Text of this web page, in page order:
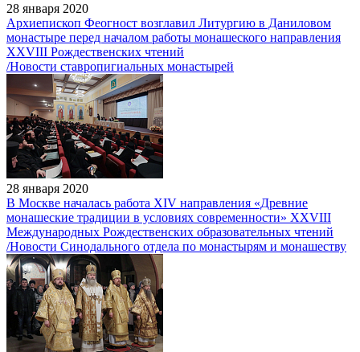
28 января 2020
Архиепископ Феогност возглавил Литургию в Даниловом
монастыре перед началом работы монашеского направления
XXVIII Рождественских чтений
/Новости ставропигиальных монастырей
28 января 2020
В Москве началась работа XIV направления «Древние
монашеские традиции в условиях современности» XXVIII
Международных Рождественских образовательных чтений
/Новости Синодального отдела по монастырям и монашеству